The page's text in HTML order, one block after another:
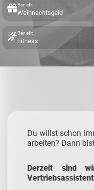
Benefit
Weihnachtsgeld
Benefit
Fitness
Du willst schon
arbeiten? Dann
Derzeit sind